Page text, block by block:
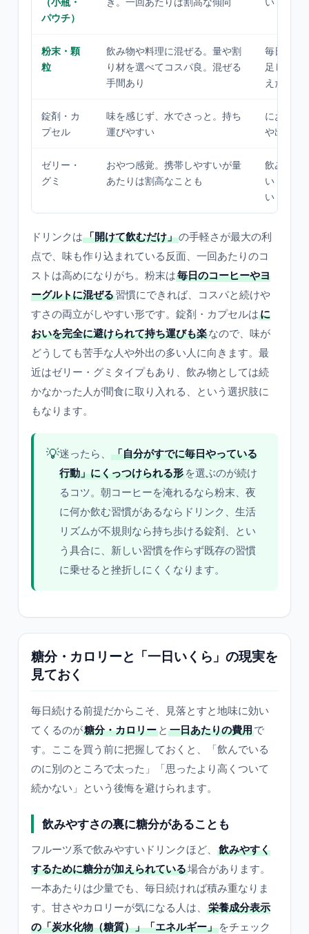
パウチ）
粉末・顆
粒
飲み物や料理に混ぜる。量や割
り材を選べてコスパ良。混ぜる
手間あり
毎日のコ
足したい
えたい
錠剤・カ
プセル
味を感じず、水でさっと。持ち
運びやすい
においが
や出張が
ゼリー・
グミ
おやつ感覚。携帯しやすいが量
あたりは割高なことも
飲み物と
い・間食
い
ドリンクは「開けて飲むだけ」の手軽さが最大の利
点で、味も作り込まれている反面、一回あたりのコ
ストは高めになりがち。粉末は毎日のコーヒーやヨ
ーグルトに混ぜる習慣にできれば、コスパと続けや
すさの両立がしやすい形です。錠剤・カプセルはに
おいを完全に避けられて持ち運びも楽なので、味が
どうしても苦手な人や外出の多い人に向きます。最
近はゼリー・グミタイプもあり、飲み物としては続
かなかった人が間食に取り入れる、という選択肢に
もなります。
💡迷ったら、
「自分がすでに毎日やっている
行動」にくっつけられる形 を選ぶのが続け
るコツ。朝コーヒーを淹れるなら粉末、夜
に何か飲む習慣があるならドリンク、生活
リズムが不規則なら持ち歩ける錠剤、とい
う具合に、新しい習慣を作らず既存の習慣
に乗せると挫折しにくくなります。
糖分・カロリーと「一日いくら」の現実を
見ておく
毎日続ける前提だからこそ、見落とすと地味に効い
てくるのが糖分・カロリー と 一日あたりの費用で
す。ここを買う前に把握しておくと、「飲んでいる
のに別のところで太った」「思ったより高くついて
続かない」という後悔を避けられます。
飲みやすさの裏に糖分があることも
フルーツ系で飲みやすいドリンクほど、
飲みやすく
するために糖分が加えられている場合があります。
一本あたりは少量でも、毎日続ければ積み重なりま
す。甘さやカロリーが気になる人は、
栄養成分表示
の「炭水化物（糖質）」「エネルギー」 をチェック